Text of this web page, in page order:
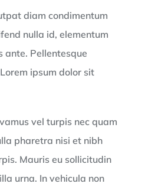
diam condimentum
nulla id, elementum
ante. Pellentesque
ipsum dolor sit
vel turpis nec quam
pharetra nisi et nibh
Mauris eu sollicitudin
urna. In vehicula non